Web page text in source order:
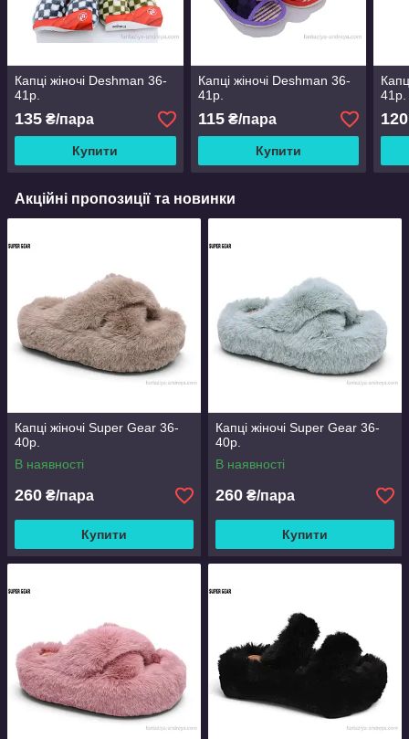
Капці жіночі Deshman 36-
41р.
135 ₴/пара
Купити
Капці жіночі Deshman 36-
41р.
115₴/пара
Купити
41р.
120
Акційні пропозиції та новинки
Капці жіночі Super Gear 36-
40р.
В наявності
260 ₴/пара
Купити
Капці жіночі Super Gear 36-
40р.
В наявності
260 ₴/пара
Купити